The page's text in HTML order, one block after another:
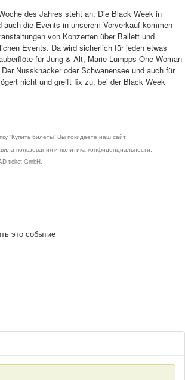
des Jahres steht an. Die Black Week in
die Events in unserem Vorverkauf kommen
von Konzerten über Ballett und
Events. Da wird sicherlich für jeden etwas
für Jung & Alt, Marie Lumpps One-Woman-
Nussknacker oder Schwanensee und auch für
nicht und greift fix zu, bei der Black Week
"Купить билеты" Вы покидаете наш сайт.
пользования и политика конфиденциальности.
ticket GmbH.
это событие